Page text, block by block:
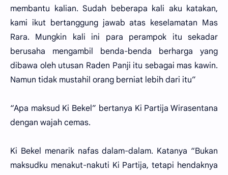
membantu kalian. Sudah beberapa kali aku katakan,
kami ikut bertanggung jawab atas keselamatan Mas
Rara. Mungkin kali ini para perampok itu sekadar
berusaha mengambil benda-benda berharga yang
dibawa oleh utusan Raden Panji itu sebagai mas kawin.
Namun tidak mustahil orang berniat lebih dari itu”
“Apa maksud Ki Bekel” bertanya Ki Partija Wirasentana
dengan wajah cemas.
Ki Bekel menarik nafas dalam-dalam. Katanya “Bukan
maksudku menakut-nakuti Ki Partija, tetapi hendaknya